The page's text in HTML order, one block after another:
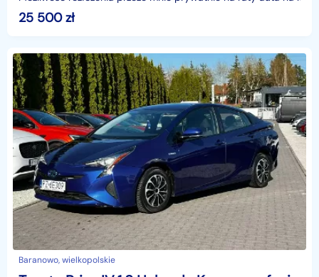
25 500zł
Baranowo, wielkopolskie